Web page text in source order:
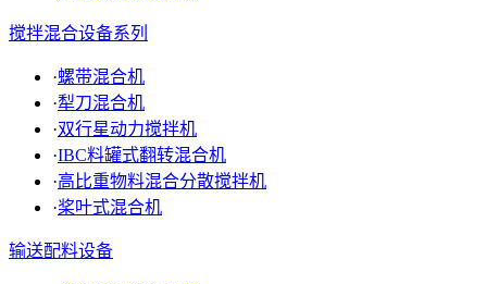
搅拌混合设备系列
·螺带混合机
·犁刀混合机
·双行星动力搅拌机
·IBC料罐式翻转混合机
·高比重物料混合分散搅拌机
·桨叶式混合机
输送配料设备